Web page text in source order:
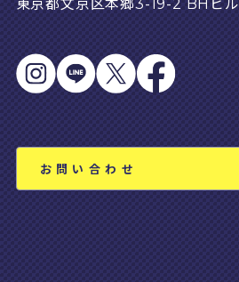
東京都文京区本郷3-19-2 BHビル
お問い合わせ